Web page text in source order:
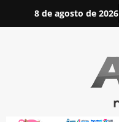
8 de agosto de 2026